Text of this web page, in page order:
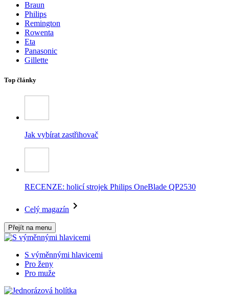
Braun
Philips
Remington
Rowenta
Eta
Panasonic
Gillette
Top články
Jak vybírat zastřihovač
RECENZE: holicí strojek Philips OneBlade QP2530
Celý magazín
Přejít na menu
S výměnnými hlavicemi
Pro ženy
Pro muže